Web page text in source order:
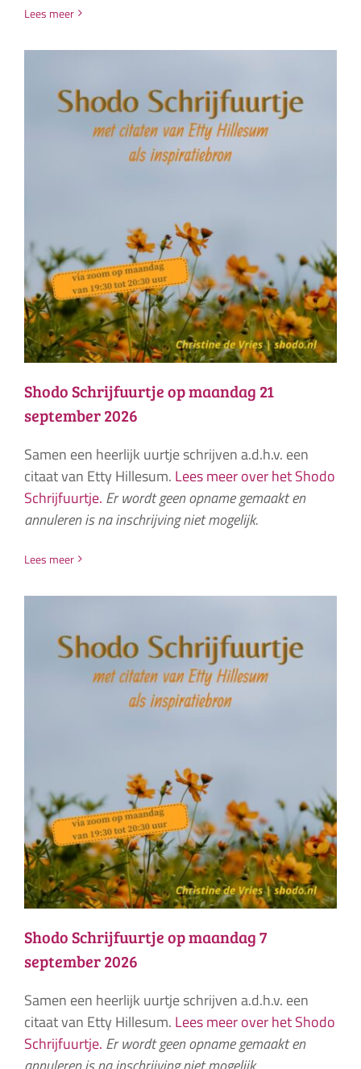
Lees meer
Shodo Schrijfuurtje op maandag 21
september 2026
Samen een heerlijk uurtje schrijven a.d.h.v. een
citaat van Etty Hillesum. Lees meer over het Shodo
Schrijfuurtje. Er wordt geen opname gemaakt en
annuleren is na inschrijving niet mogelijk.
Lees meer
Shodo Schrijfuurtje op maandag 7
september 2026
Samen een heerlijk uurtje schrijven a.d.h.v. een
citaat van Etty Hillesum. Lees meer over het Shodo
Schrijfuurtje. Er wordt geen opname gemaakt en